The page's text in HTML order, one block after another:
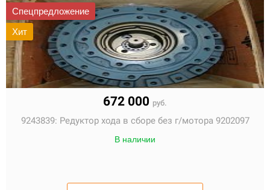
Спецпредложение
Хит
672 000 руб.
9243839: Редуктор хода в сборе без г/мотора 9202097
В наличии